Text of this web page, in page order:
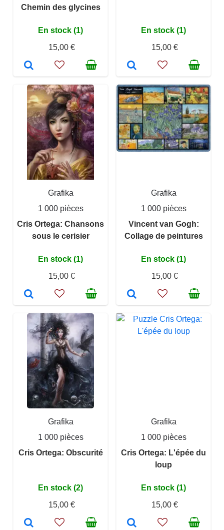
Chemin des glycines
En stock (1)
15,00 €
En stock (1)
15,00 €
Grafika
1 000 pièces
Cris Ortega: Chansons
sous le cerisier
En stock (1)
15,00 €
Grafika
1 000 pièces
Vincent van Gogh:
Collage de peintures
En stock (1)
15,00 €
Grafika
1 000 pièces
Cris Ortega: Obscurité
En stock (2)
15,00 €
Grafika
1 000 pièces
Cris Ortega: L'épée du
loup
En stock (1)
15,00 €